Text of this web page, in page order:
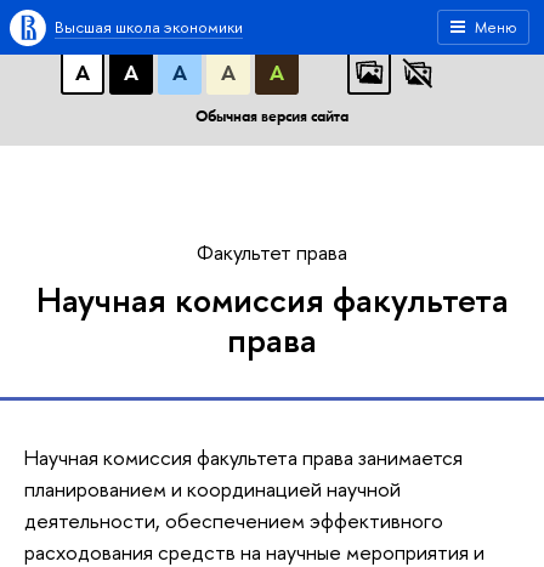
A A A АБВ
АБВ
А
А А А А
Обычная версия сайта
Меню
Высшая школа экономики
Факультет права
Научная комиссия факультета
права
Научная комиссия факультета права занимается
планированием и координацией научной
деятельности, обеспечением эффективного
расходования средств на научные мероприятия и